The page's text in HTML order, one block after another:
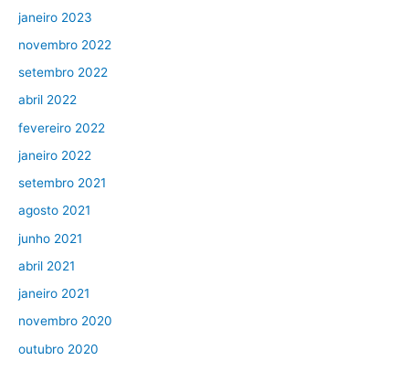
janeiro 2023
novembro 2022
setembro 2022
abril 2022
fevereiro 2022
janeiro 2022
setembro 2021
agosto 2021
junho 2021
abril 2021
janeiro 2021
novembro 2020
outubro 2020